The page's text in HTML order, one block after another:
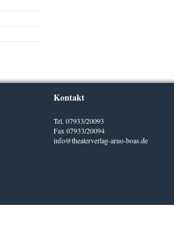
Kontakt
Tel. 07933/20093
Fax 07933/20094
info@theaterverlag-arno-boas.de